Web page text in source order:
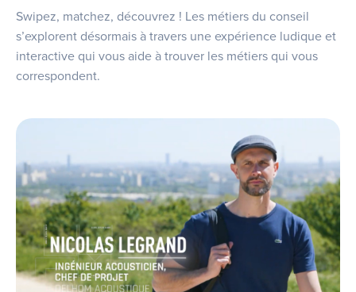
Swipez, matchez, découvrez ! Les métiers du conseil
s’explorent désormais à travers une expérience ludique et
interactive qui vous aide à trouver les métiers qui vous
correspondent.